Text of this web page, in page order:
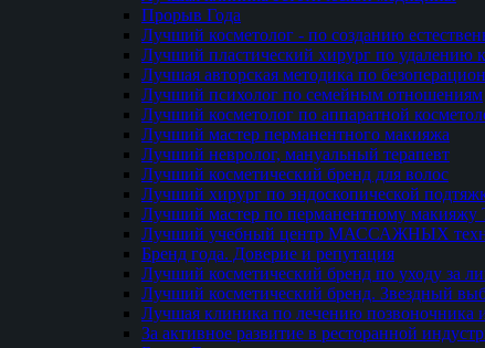
Прорыв Года
Лучший косметолог - по созданию
Лучший пластический хирург по удалению
Лучшая авторская методика по
Лучший психолог по семейным отношениям
Лучший косметолог по аппаратной
Лучший мастер перманентного макияжа
Лучший невролог, мануальный терапевт
Лучший косметический бренд для волос
Лучший хирург по эндоскопической
Лучший мастер по перманентному
Лучший учебный центр МАССАЖНЫХ
Бренд года. Доверие и репутация
Лучший косметический бренд по уходу за
Лучший косметический бренд. Звездный
Лучшая клиника по лечению позвоночника
За активное развитие в ресторанной